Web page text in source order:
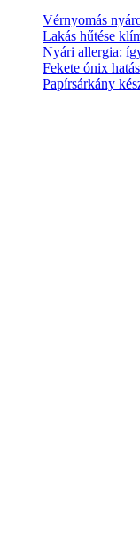
Vérnyomás
Lakás hűtése
Nyári allergia:
Fekete ónix
Papírsárkány